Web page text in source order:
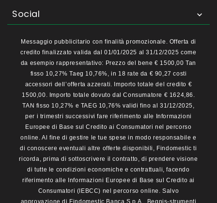
Social 
Messaggio pubblicitario con finalità promozionale. Offerta di
credito finalizzato valida dal 01/01/2025 al 31/12/2025 come
da esempio rappresentativo: Prezzo del bene € 1500,00 Tan
fisso 10,27% Taeg 10,76%, in 18 rate da € 90,27 costi
accessori dell’offerta azzerati. Importo totale del credito €
1500,00. Importo totale dovuto dal Consumatore € 1624,86.
TAN fisso 10,27% e TAEG 10,76% validi fino al 31/12/2025,
per i trimestri successivi fare riferimento alle Informazioni
Europee di Base sul Credito ai Consumatori nel percorso
online. Al fine di gestire le tue spese in modo responsabile e
di conoscere eventuali altre offerte disponibili, Findomestic ti
ricorda, prima di sottoscrivere il contratto, di prendere visione
di tutte le condizioni economiche e contrattuali, facendo
riferimento alle Informazioni Europee di Base sul Credito ai
Consumatori (IEBCC) nel percorso online. Salvo
approvazione di Findomestic Banca S.p.A.. Begnis-strumenti